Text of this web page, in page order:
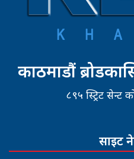
काठमाडौं
८९५ स्ट्रिट सेन्ट
साइट